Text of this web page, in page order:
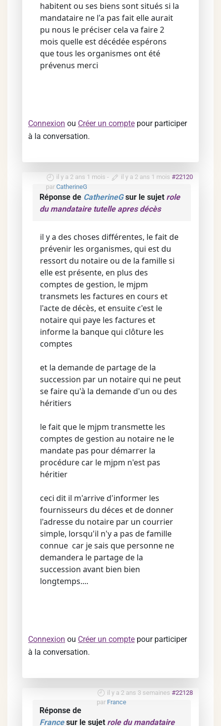
habitent ou ses biens sont situés si la
mandataire ne l'a pas fait elle aurait
pu nous le préciser cela va faire 2
mois quelle est décédée espérons
que tous les organismes ont été
prévenus merci
Connexion ou Créer un compte pour participer
à la conversation.
il y a 2 ans 1 mois - il y a 2 ans 1 mois #22120
par CatherineG
Réponse de CatherineGsur le sujet role
du mandataire tutelle apres décès
il y a des choses différentes, le fait de
prévenir les organismes, qui est du
ressort du notaire ou de la famille si
elle est présente, en plus des
comptes de gestion, le mjpm
transmets les factures en cours et
l'acte de décès, et ensuite c'est le
notaire qui paye les factures et
informe la banque qui clôture les
comptes
et la demande de partage de la
succession par un notaire qui ne peut
se faire qu'à la demande d'un ou des
héritiers
le fait que le mjpm transmette les
comptes de gestion au notaire ne le
mandate pas pour démarrer la
procédure car le mjpm n'est pas
héritier
ceci dit il m'arrive d'informer les
fournisseurs du déces et de donner
l'adresse du notaire par un courrier
simple, lorsqu'il n'y a pas de famille
connue car je sais que personne ne
demandera le partage de la
succession avant bien bien
longtemps....
Connexion ou Créer un compte pour participer
à la conversation.
il y a 2 ans 3 semaines #22128
par France
Réponse de
Francesur le sujet role du mandataire